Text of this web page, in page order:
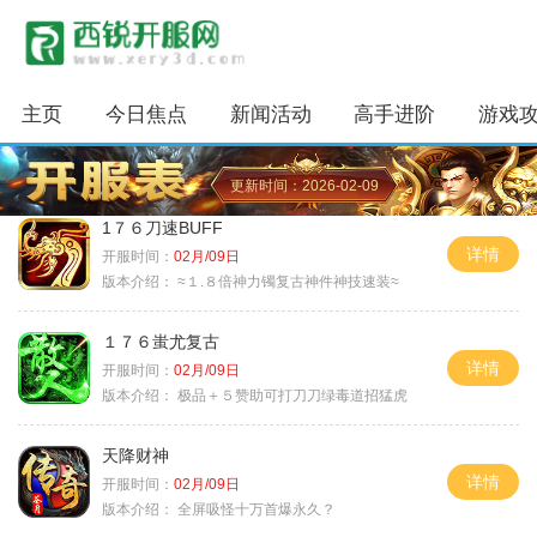
主页 今日焦点 新闻活动 高手进阶 游戏
更新时间：2026-02-09
1７６刀速BUFF
开服时间： 02月/09日
版本介绍： ≈１.８倍神力镯复古神件神技速装≈
详情
１７６蚩尤复古
开服时间： 02月/09日
版本介绍： 极品＋５赞助可打刀刀绿毒道招猛虎
详情
天降财神
开服时间： 02月/09日
版本介绍： 全屏吸怪十万首爆永久？
详情